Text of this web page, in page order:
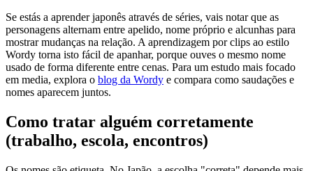
Se estás a aprender japonês através de séries, vais notar que as
personagens alternam entre apelido, nome próprio e alcunhas para
mostrar mudanças na relação. A aprendizagem por clips ao estilo
Wordy torna isto fácil de apanhar, porque ouves o mesmo nome
usado de forma diferente entre cenas. Para um estudo mais focado
em media, explora o blog da Wordy e compara como saudações e
nomes aparecem juntos.
Como tratar alguém corretamente
(trabalho, escola, encontros)